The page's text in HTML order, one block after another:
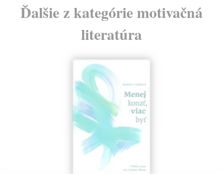
Ďalšie z kategórie motivačná
literatúra